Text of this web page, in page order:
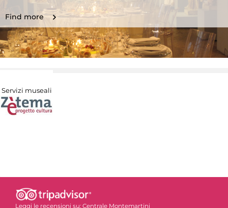
Find more
Servizi museali
Leggi le recensioni su: Centrale Montemartini